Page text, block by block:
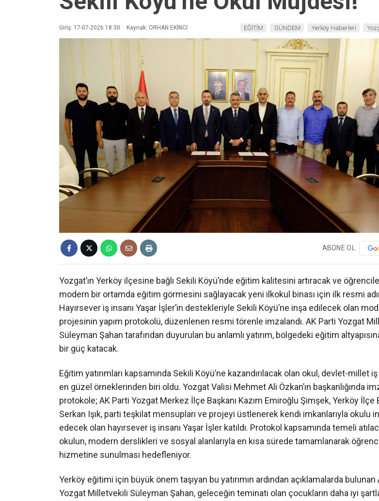
Giriş: 17-07-2026 18:30 Kaynak: ORHAN EKİNCİ EĞİTİM GÜNDEM Yerköy Haberleri
ABONE OL
Yozgat’ın Yerköy ilçesine bağlı Sekili Köyü’nde eğitim kalitesini artıracak ve
modern bir ortamda eğitim görmesini sağlayacak yeni ilkokul binası için ilk resmi
Hayırsever iş insanı Yaşar İşler’in destekleriyle Sekili Köyü’ne inşa edilecek olan
projesinin yapım protokolü, düzenlenen resmi törenle imzalandı. AK Parti Yozgat
Süleyman Şahan tarafından duyurulan bu anlamlı yatırım, bölgedeki eğitim
bir güç katacak.
Eğitim yatırımları kapsamında Sekili Köyü’ne kazandırılacak olan okul, devlet-millet
en güzel örneklerinden biri oldu. Yozgat Valisi Mehmet Ali Özkan’ın başkanlığında
protokole; AK Parti Yozgat Merkez İlçe Başkanı Kazım Emiroğlu Şimşek, Yerköy İlçe
Serkan Işık, parti teşkilat mensupları ve projeyi üstlenerek kendi imkanlarıyla okulu
edecek olan hayırsever iş insanı Yaşar İşler katıldı. Protokol kapsamında temeli
okulun, modern derslikleri ve sosyal alanlarıyla en kısa sürede tamamlanarak
hizmetine sunulması hedefleniyor.
Yerköy eğitimi için büyük önem taşıyan bu yatırımın ardından açıklamalarda bulunan
Yozgat Milletvekili Süleyman Şahan, geleceğin teminatı olan çocukların daha iyi